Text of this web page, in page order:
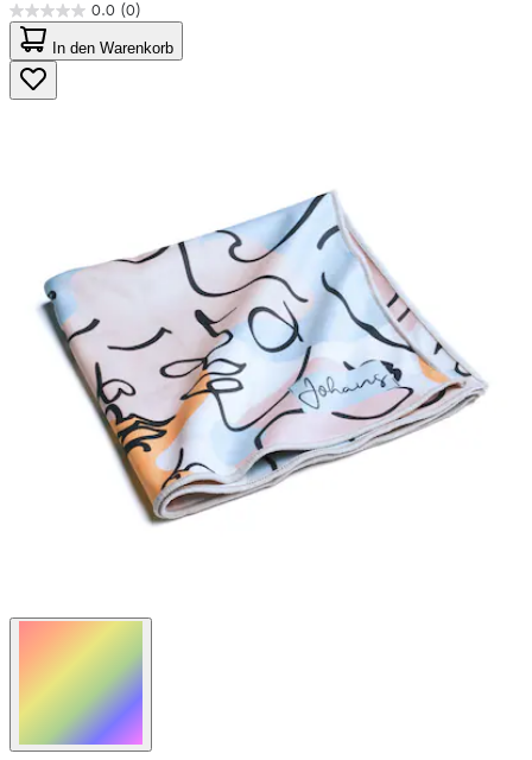
0.0 (0)
0.0
von
5
Sternen.
In den Warenkorb